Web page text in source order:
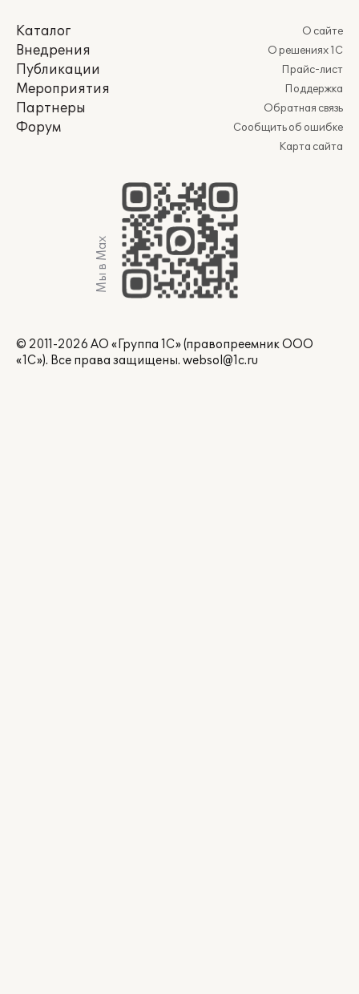
Каталог
Внедрения
Публикации
Мероприятия
Партнеры
Форум
О сайте
О решениях 1С
Прайс-лист
Поддержка
Обратная связь
Сообщить об ошибке
Карта сайта
Мы в Max
© 2011-2026 АО «Группа 1С» (правопреемник ООО
«1С»). Все права защищены. websol@1c.ru